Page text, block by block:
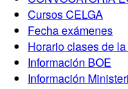
Cursos CELGA
Fecha exámenes
Horario clases de
Información BOE
Información